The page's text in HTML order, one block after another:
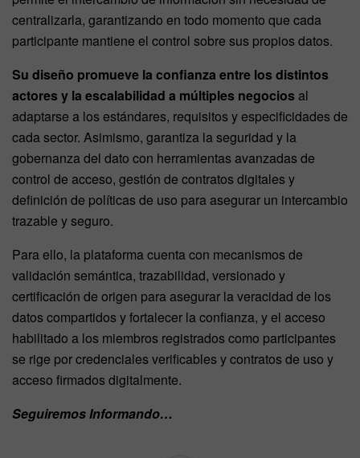
centralizarla, garantizando en todo momento que cada
participante mantiene el control sobre sus propios datos.
Su diseño promueve la confianza entre los distintos
actores y la escalabilidad a múltiples negocios al
adaptarse a los estándares, requisitos y especificidades de
cada sector. Asimismo, garantiza la seguridad y la
gobernanza del dato con herramientas avanzadas de
control de acceso, gestión de contratos digitales y
definición de políticas de uso para asegurar un intercambio
trazable y seguro.
Para ello, la plataforma cuenta con mecanismos de
validación semántica, trazabilidad, versionado y
certificación de origen para asegurar la veracidad de los
datos compartidos y fortalecer la confianza, y el acceso
habilitado a los miembros registrados como participantes
se rige por credenciales verificables y contratos de uso y
acceso firmados digitalmente.
Seguiremos Informando…